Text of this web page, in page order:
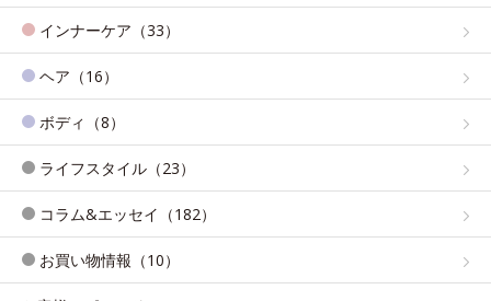
インナーケア（33）
ヘア（16）
ボディ（8）
ライフスタイル（23）
コラム&エッセイ（182）
お買い物情報（10）